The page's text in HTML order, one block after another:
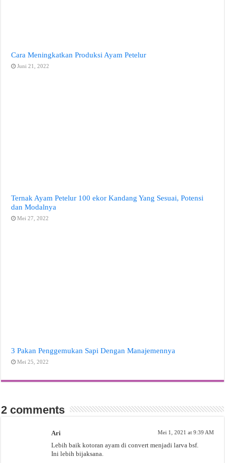
Cara Meningkatkan Produksi Ayam Petelur
Juni 21, 2022
Ternak Ayam Petelur 100 ekor Kandang Yang Sesuai, Potensi
dan Modalnya
Mei 27, 2022
3 Pakan Penggemukan Sapi Dengan Manajemennya
Mei 25, 2022
2 comments
Ari Mei 1, 2021 at 9:39 AM
Lebih baik kotoran ayam di convert menjadi larva bsf.
Ini lebih bijaksana.